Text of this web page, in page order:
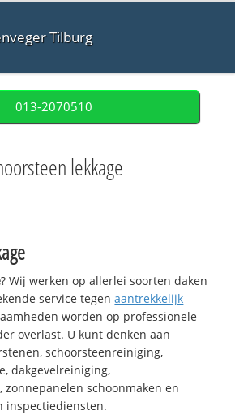
Tilburg
013-2070510
lekkage
? Wij werken op allerlei soorten daken
service tegenaantrekkelijk
worden op professionele
overlast. U kunt denken aan
schoorsteenreiniging,
dakgevelreiniging,
schoonmaken en
inspectiediensten.